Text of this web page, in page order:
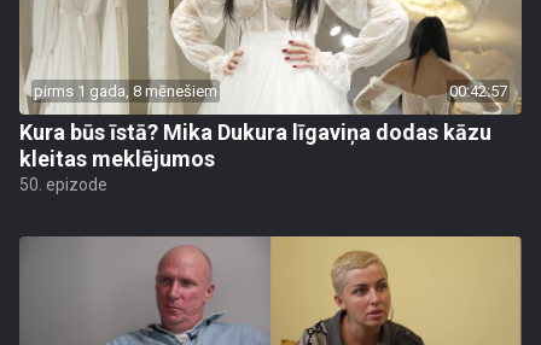
pirms 1 gada, 8 mēnešiem 00:42:57
Kura būs īstā? Mika Dukura līgaviņa dodas kāzu
kleitas meklējumos
50. epizode